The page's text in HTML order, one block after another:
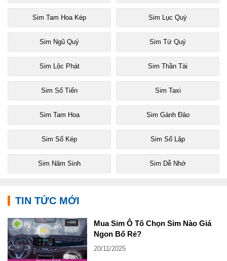
Sim Tam Hoa Kép Sim Lục Quý
Sim Ngũ Quý Sim Tứ Quý
Sim Lộc Phát Sim Thần Tài
Sim Số Tiến Sim Taxi
Sim Tam Hoa Sim Gánh Đảo
Sim Số Kép Sim Số Lặp
Sim Năm Sinh Sim Dễ Nhớ
TIN TỨC MỚI
Mua Sim Ô Tô Chọn Sim Nào Giá
Ngon Bổ Rẻ?
20/11/2025